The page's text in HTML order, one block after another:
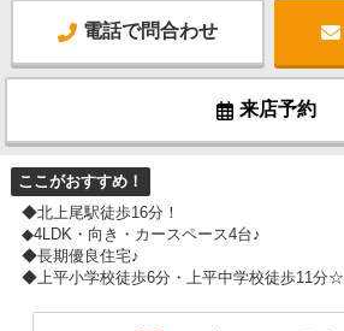
電話で問合わせ
来店予約
ここがおすすめ！
◆北上尾駅徒歩16分！
◆4LDK・向き・カースペース4台♪
◆長期優良住宅♪
◆上平小学校徒歩6分・上平中学校徒歩11分☆